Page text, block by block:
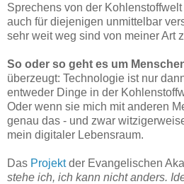
Sprechens von der
auch für diejenigen unmittelbar
sehr weit weg sind von meiner Art
So oder so geht es um
überzeugt: Technologie ist nur
entweder Dinge in der
Oder wenn sie mich mit anderen
genau das - und zwar
mein digitaler Lebensraum.
Das Projektder Evangelischen
stehe ich, ich kann nicht anders.